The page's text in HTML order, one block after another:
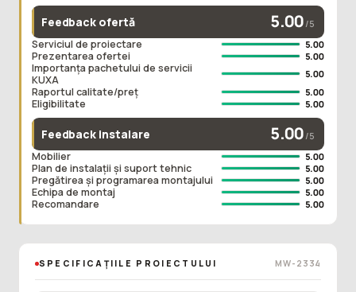
Feedback ofertă 5.00 /5
Serviciul de proiectare 5.00
Prezentarea ofertei 5.00
Importanța pachetului de servicii
KUXA
5.00
Raportul calitate/preț 5.00
Eligibilitate 5.00
Feedback instalare 5.00 /5
Mobilier 5.00
Plan de instalații și suport tehnic 5.00
Pregătirea și programarea montajului 5.00
Echipa de montaj 5.00
Recomandare 5.00
SPECIFICAȚIILE PROIECTULUI MW-2334